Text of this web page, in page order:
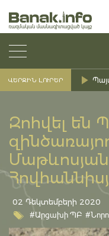
ՎԵՐՋԻՆ ԼՈՒՐԵՐ
Զոհվել են
02 Դեկտեմբերի 2020
#Արցախի ՊԲ